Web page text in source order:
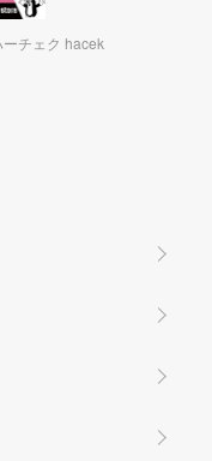
チェク hacek